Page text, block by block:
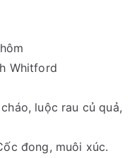
Whitford
luộc rau củ quả,
đong, muôi xúc.